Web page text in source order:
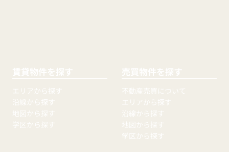
賃貸物件を探す
エリアから探す
沿線から探す
地図から探す
学区から探す
売買物件を探す
不動産売買について
エリアから探す
沿線から探す
地図から探す
学区から探す